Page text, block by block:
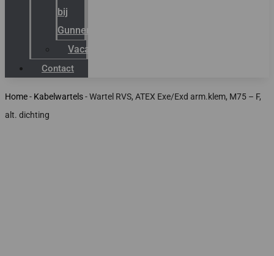
bij
Gunneman
Vacatures
Contact
Home- Kabelwartels-Wartel RVS, ATEX Exe/Exd arm.klem, M75 – F,
alt. dichting